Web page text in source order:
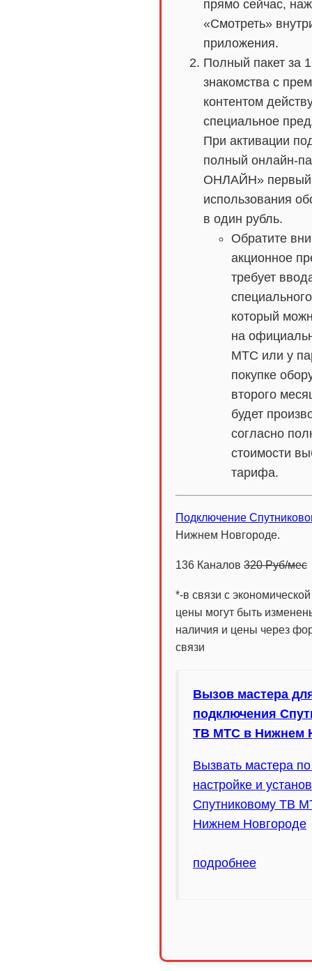
прямо сейчас,
«Смотреть»
приложения.
Полный пакет за
знакомства с
контентом
специальное
При активации
полный онлайн-
ОНЛАЙН» первый
использования
в один рубль.
Обратите
акционное
требует
который
на
МТС или у
покупке
второго
будет
согласно
стоимости
тарифа.
Подключение
Нижнем Новгороде.
136 Каналов 320 Руб/мес
*-в связи с
цены могут быть
наличия и цены через
связи
Вызов мастера
подключения
ТВ МТС в Нижнем
Вызвать мастера
настройке и
Спутниковому ТВ
Нижнем Новгороде
подробнее